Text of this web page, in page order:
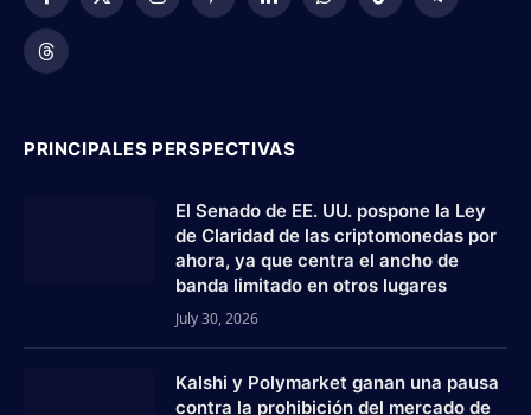
Facebook
X
InstagramPinterestLinkedInWhatsApp
TikTok Telegram
Threads
PRINCIPALES PERSPECTIVAS
El Senado de EE. UU. pospone la Ley
de Claridad de las criptomonedas por
ahora, ya que centra el ancho de
banda limitado en otros lugares
July 30, 2026
Kalshi y Polymarket ganan una pausa
contra la prohibición del mercado de